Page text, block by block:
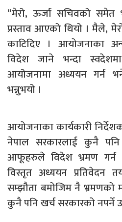
“मेरो, ऊर्जा सचिवको समेत
प्रस्ताव आएको थियो । मैले,
काटिदिए । आयोजनाका
विदेश जाने भन्दा
आयोजनामा अध्ययन गर्न
भन्नुभयो ।
आयोजनाका कार्यकारी
नेपाल सरकारलाई कुनै
आफूहरुले विदेश भ्रमण गर्न
विस्तृत अध्ययन प्रतिवेदन
सम्झौता बमोजिम नै भ्रमणको
कुनै पनि खर्च सरकारको नपर्ने